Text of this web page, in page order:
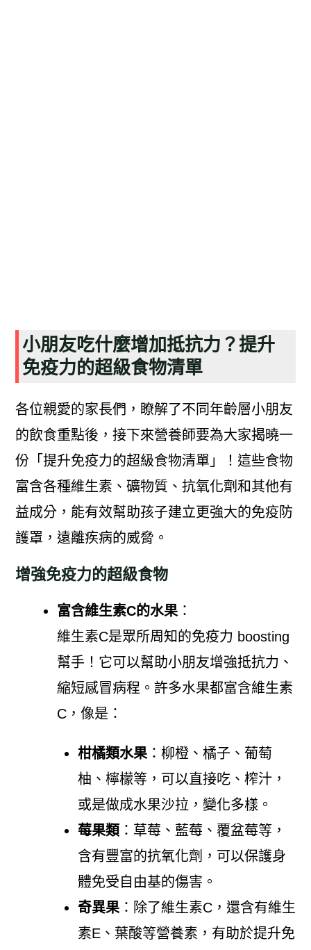
小朋友吃什麼增加抵抗力？提升
免疫力的超級食物清單
各位親愛的家長們，瞭解了不同年齡層小朋友
的飲食重點後，接下來營養師要為大家揭曉一
份「提升免疫力的超級食物清單」！這些食物
富含各種維生素、礦物質、抗氧化劑和其他有
益成分，能有效幫助孩子建立更強大的免疫防
護罩，遠離疾病的威脅。
增強免疫力的超級食物
富含維生素C的水果：
維生素C是眾所周知的免疫力 boosting
幫手！它可以幫助小朋友增強抵抗力、
縮短感冒病程。許多水果都富含維生素
C，像是：
柑橘類水果：柳橙、橘子、葡萄
柚、檸檬等，可以直接吃、榨汁，
或是做成水果沙拉，變化多樣。
莓果類：草莓、藍莓、覆盆莓等，
含有豐富的抗氧化劑，可以保護身
體免受自由基的傷害。
奇異果：除了維生素C，還含有維生
素E、葉酸等營養素，有助於提升免